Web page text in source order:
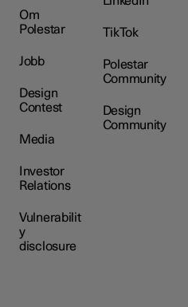
Om
Polestar
Jobb
Design
Contest
Media
Investor
Relations
Vulnerabilit
y
disclosure
TikTok
Polestar
Community
Design
Community